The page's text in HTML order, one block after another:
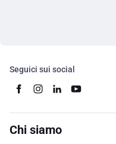
Seguici sui social
Chi siamo